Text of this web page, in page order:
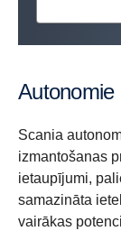
Scania
izmantošanas
ietaupījumi,
samazināta
vairākas